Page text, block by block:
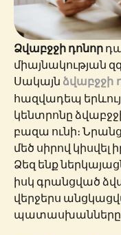
Ձվաբջջի դոնոր
միայնակության
Սակայն ձվաբջջի
հազվադեպ
կենտրոնը
բազա ունի։
մեծ սիրով
Ձեզ ենք
իսկ գրանցված
վերջերս